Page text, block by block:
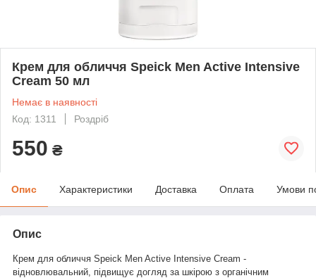
Крем для обличчя Speick Men Active Intensive
Cream 50 мл
Немає в наявності
Код: 1311
Роздріб
550 ₴
Опис Характеристики Доставка Оплата Умови
Опис
Крем для обличчя Speick Men Active Intensive Cream -
відновлювальний, підвищує догляд за шкірою з органічним